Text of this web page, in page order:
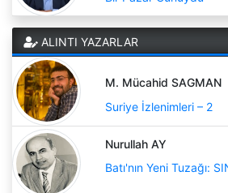
ALINTI YAZARLAR
M. Mücahid SAGMAN
Suriye İzlenimleri – 2
Nurullah AY
Batı'nın Yeni Tuzağı: